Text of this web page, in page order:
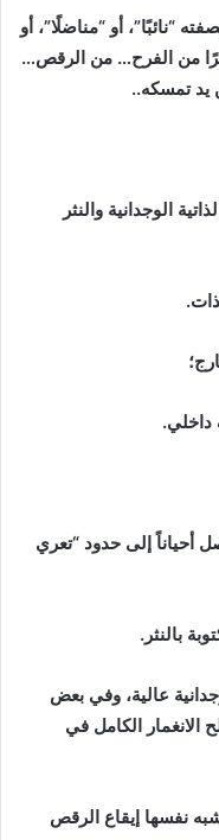
“نائبًا”، أو “مناضلًا”، أو
من الفرح… من الرقص…
تمسكه..
الوجدانية والنثر
أحياناً إلى حدود “تعري
بالنثر.
عالية، وفي بعض
الانغمار الكامل في
نفسها إيقاع الرقص